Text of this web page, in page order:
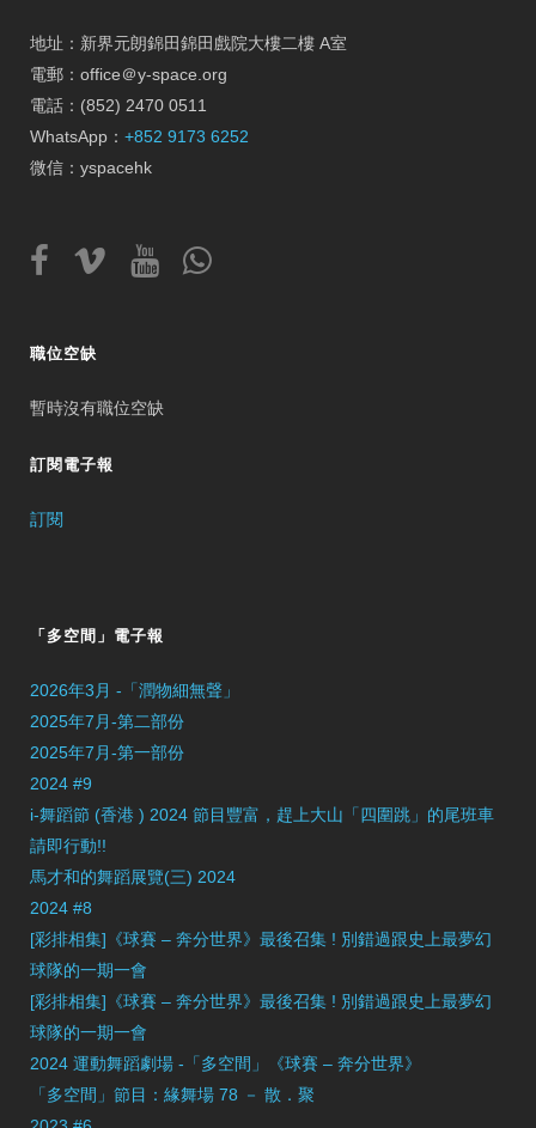
地址：新界元朗錦田錦田戲院大樓二樓 A室
電郵：office＠y-space.org
電話：(852) 2470 0511
WhatsApp： +852 9173 6252
微信：yspacehk
職位空缺
暫時沒有職位空缺
訂閱電子報
訂閱
「多空間」電子報
2026年3月 -「潤物細無聲」
2025年7月-第二部份
2025年7月-第一部份
2024 #9
i-舞蹈節 (香港 ) 2024 節目豐富，趕上大山「四圍跳」的尾班車
請即行動!!
馬才和的舞蹈展覽(三) 2024
2024 #8
[彩排相集]《球賽 – 奔分世界》最後召集 ! 別錯過跟史上最夢幻
球隊的一期一會
[彩排相集]《球賽 – 奔分世界》最後召集 ! 別錯過跟史上最夢幻
球隊的一期一會
2024 運動舞蹈劇場 -「多空間」《球賽 – 奔分世界》
「多空間」節目：緣舞場 78 － 散．聚